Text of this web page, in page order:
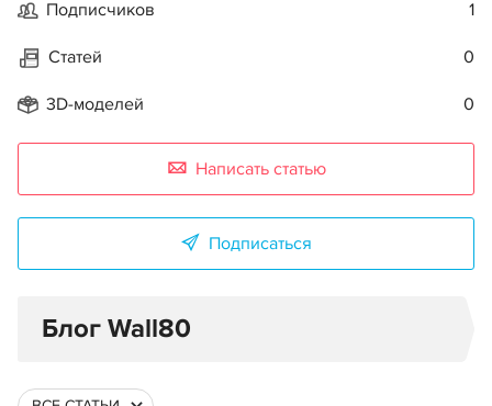
Подписчиков 1
Статей 0
3D-моделей 0
Написать статью
Подписаться
Блог Wall80